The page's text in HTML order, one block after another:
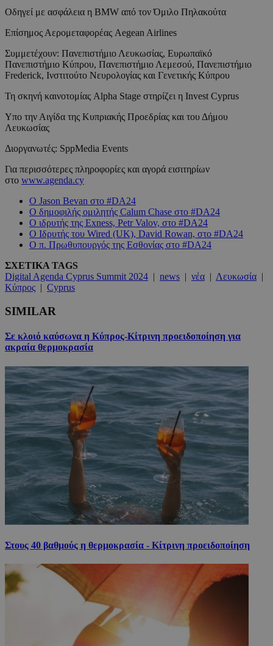
Οδηγεί με ασφάλεια η BMW από τον Όμιλο Πηλακούτα
Επίσημος Αερομεταφορέας Aegean Airlines
Συμμετέχουν: Πανεπιστήμιο Λευκωσίας, Ευρωπαϊκό
Πανεπιστήμιο Κύπρου, Πανεπιστήμιο Λεμεσού, Πανεπιστήμιο
Frederick, Ινστιτούτο Νευρολογίας και Γενετικής Κύπρου
Τη σκηνή καινοτομίας Alpha Stage στηρίζει η Invest Cyprus
Υπο την Αιγίδα της Κυπριακής Προεδρίας και του Δήμου
Λευκωσίας
Διοργανωτές: SppMedia Events
Για περισσότερες πληροφορίες και αγορά εισιτηρίων
στο www.agenda.cy
Ο Jason Bevan στο #DA24
Ο δημοφιλής ομιλητής Calum Chase στο #DA24
Ο ιδρυτής της Exness, Petr Valov, στο #DA24
Ο Ιδρυτής του Wired (UK), David Rowan, στο #DA24
Ο π. Πρωθυπουργός της Εσθονίας στο #DA24
ΣΧΕΤΙΚΑ TAGS
Digital Agenda Cyprus Summit 2024 | news | νέα | Λευκωσία |
Κύπρος | Cyprus
SIMILAR
Σε κλοιό καύσωνα η Κύπρος-Κίτρινη προειδοποίηση για
ακραία θερμοκρασία
Στους 40 βαθμούς η θερμοκρασία - Κίτρινη προειδοποίηση